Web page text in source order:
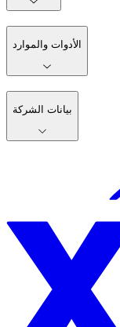
الأدوات والموارد
بيانات الشركة